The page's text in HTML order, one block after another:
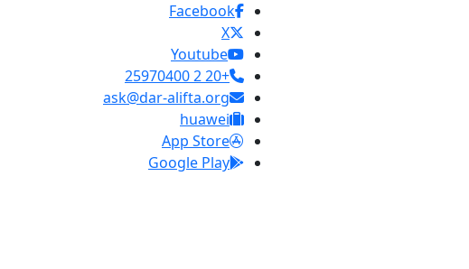
Facebook
X
Youtube
+20 2 25970400
ask@dar-alifta.org
huawei
App Store
Google Play